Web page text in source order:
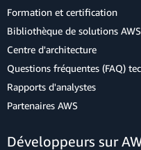
Formation et certification
Bibliothèque de solutions AWS
Centre d'architecture
Questions fréquentes (FAQ)
Rapports d'analystes
Partenaires AWS
Développeurs sur